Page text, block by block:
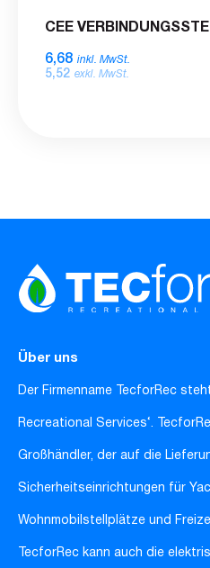
CEE
6,68 inkl. MwSt.
5,52 exkl. MwSt.
Über uns
Der Firmenname TecforRec
Recreational Services‘.
Großhändler, der auf die
Sicherheitseinrichtungen für
Wohnmobilstellplätze und
TecforRec kann auch die